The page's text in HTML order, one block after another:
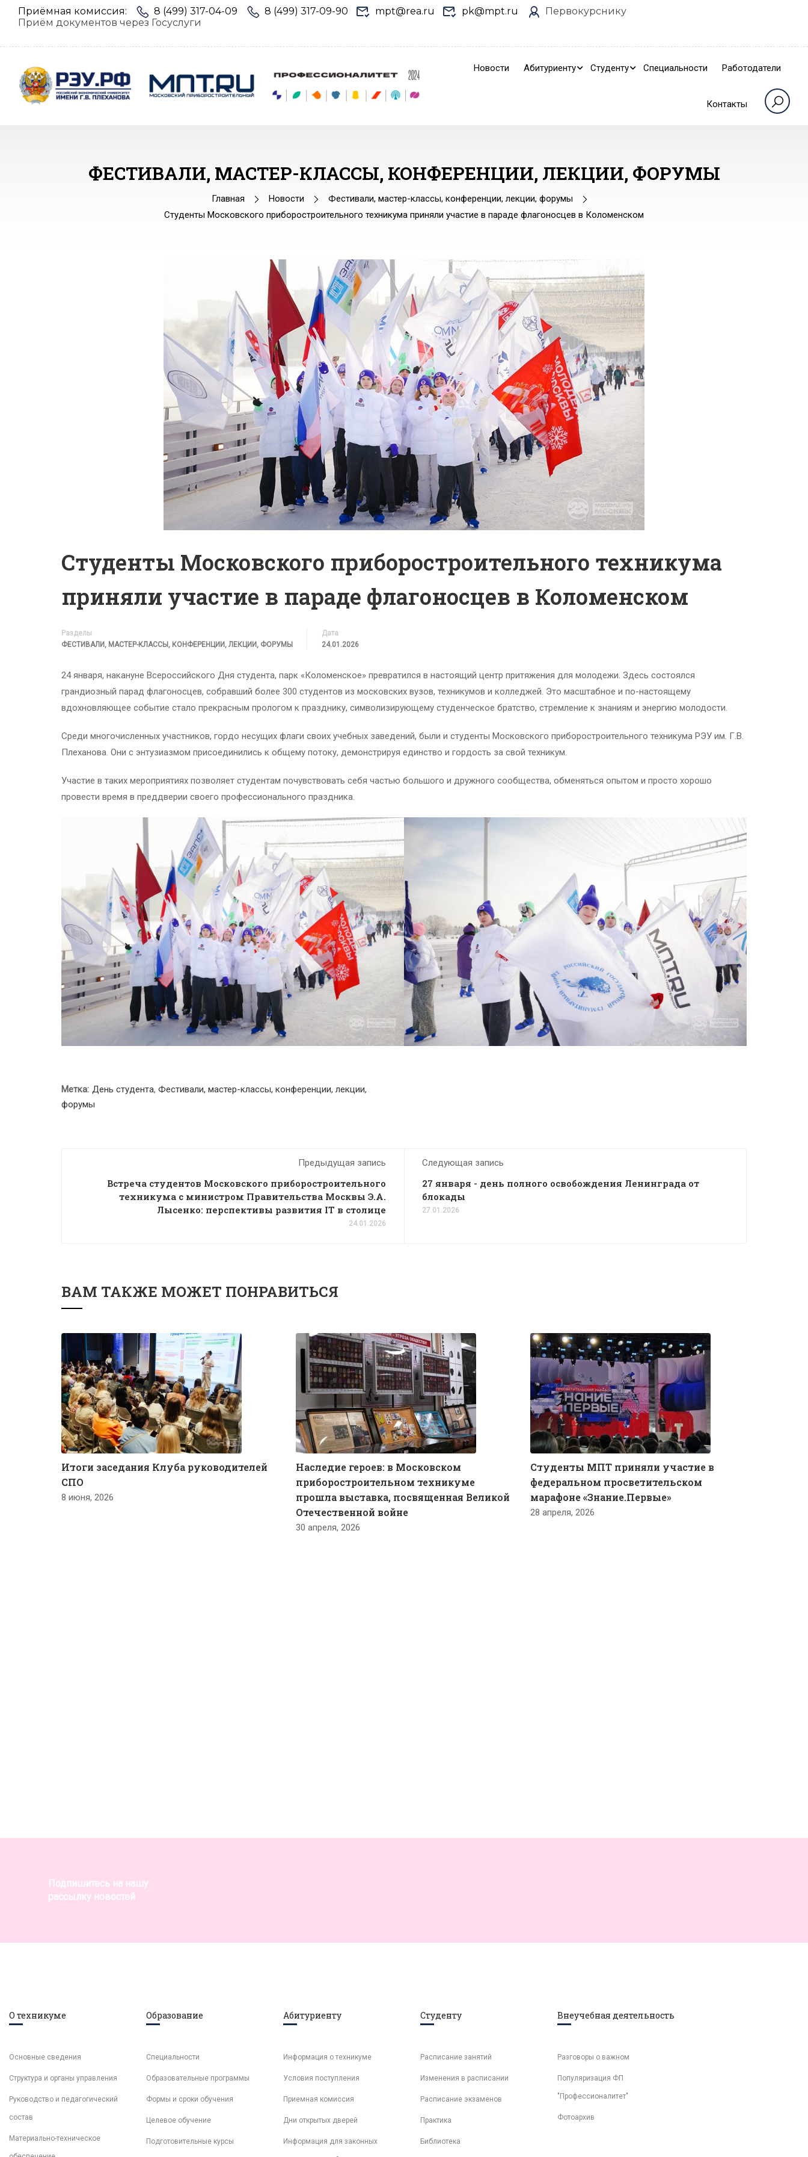
Приёмная комиссия: 8 (499) 317-04-09 8 (499) 317-09-90 mpt@rea.ru pk@mpt.ru
Первокурснику
Приём документов через Госуслуги
Новости Абитуриенту Студенту Специальности Работодатели
Контакты
ФЕСТИВАЛИ, МАСТЕР-КЛАССЫ, КОНФЕРЕНЦИИ, ЛЕКЦИИ, ФОРУМЫ
Главная Новости
Фестивали, мастер-классы, конференции, лекции, форумы
Студенты Московского приборостроительного техникума приняли участие в параде флагоносцев в Коломенском
Студенты Московского приборостроительного техникума
приняли участие в параде флагоносцев в Коломенском
Разделы
ФЕСТИВАЛИ, МАСТЕР-КЛАССЫ, КОНФЕРЕНЦИИ, ЛЕКЦИИ, ФОРУМЫ
Дата
24.01.2026
24 января, накануне Всероссийского Дня студента, парк «Коломенское» превратился в настоящий центр притяжения для молодежи. Здесь состоялся
грандиозный парад флагоносцев, собравший более 300 студентов из московских вузов, техникумов и колледжей. Это масштабное и по-настоящему
вдохновляющее событие стало прекрасным прологом к празднику, символизирующему студенческое братство, стремление к знаниям и энергию молодости.
Среди многочисленных участников, гордо несущих флаги своих учебных заведений, были и студенты Московского приборостроительного техникума РЭУ им. Г.В.
Плеханова. Они с энтузиазмом присоединились к общему потоку, демонстрируя единство и гордость за свой техникум.
Участие в таких мероприятиях позволяет студентам почувствовать себя частью большого и дружного сообщества, обменяться опытом и просто хорошо
провести время в преддверии своего профессионального праздника.
Метка: День студента, Фестивали, мастер-классы, конференции, лекции,
форумы
Предыдущая запись
Встреча студентов Московского приборостроительного
техникума с министром Правительства Москвы Э.А.
Лысенко: перспективы развития IT в столице
24.01.2026
Следующая запись
27 января - день полного освобождения Ленинграда от
блокады
27.01.2026
ВАМ ТАКЖЕ МОЖЕТ ПОНРАВИТЬСЯ
Итоги заседания Клуба руководителей
СПО
8 июня, 2026
Наследие героев: в Московском
приборостроительном техникуме
прошла выставка, посвященная Великой
Отечественной войне
30 апреля, 2026
Студенты МПТ приняли участие в
федеральном просветительском
марафоне «Знание.Первые»
28 апреля, 2026
Подпишитесь на нашу
рассылку новостей
О техникуме
Основные сведения
Структура и органы управления
Руководство и педагогический
состав
Материально-техническое
Образование
Специальности
Образовательные программы
Формы и сроки обучения
Целевое обучение
Подготовительные курсы
Абитуриенту
Информация о техникуме
Условия поступления
Приемная комиссия
Дни открытых дверей
Информация для законных
Студенту
Расписание занятий
Изменения в расписании
Расписание экзаменов
Практика
Библиотека
Внеучебная деятельность
Разговоры о важном
Популяризация ФП
"Профессионалитет"
Фотоархив